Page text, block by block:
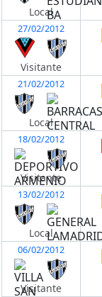
Local
27/02/2012
Visitante
21/02/2012
Local
18/02/2012
Visitante
13/02/2012
Local
06/02/2012
Visitante